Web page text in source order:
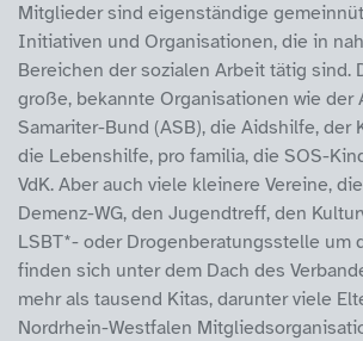
Mitglieder sind eigenständige
Initiativen und Organisationen, die in
Bereichen der sozialen Arbeit tätig sind.
große, bekannte Organisationen wie der
Samariter-Bund (ASB), die Aidshilfe, der
die Lebenshilfe, pro familia, die SOS-
VdK. Aber auch viele kleinere Vereine,
Demenz-WG, den Jugendtreff, den
LSBT*- oder Drogenberatungsstelle um
finden sich unter dem Dach des
mehr als tausend Kitas, darunter viele
Nordrhein-Westfalen